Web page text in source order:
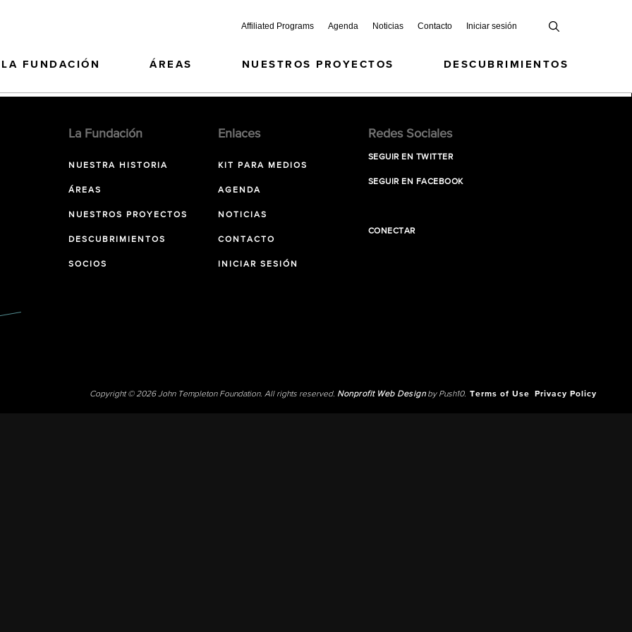
Affiliated Programs Agenda Noticias Contacto Iniciar sesión
LA FUNDACIÓN ÁREAS NUESTROS PROYECTOS DESCUBRIMIENTOS
La Fundación
NUESTRA HISTORIA
ÁREAS
NUESTROS PROYECTOS
DESCUBRIMIENTOS
SOCIOS
Enlaces
KIT PARA MEDIOS
AGENDA
NOTICIAS
CONTACTO
INICIAR SESIÓN
Redes Sociales
SEGUIR EN TWITTER
SEGUIR EN FACEBOOK
CONECTAR
Copyright © 2026 John Templeton Foundation. All rights reserved. Nonprofit Web Designby Push10. Terms of Use Privacy Policy